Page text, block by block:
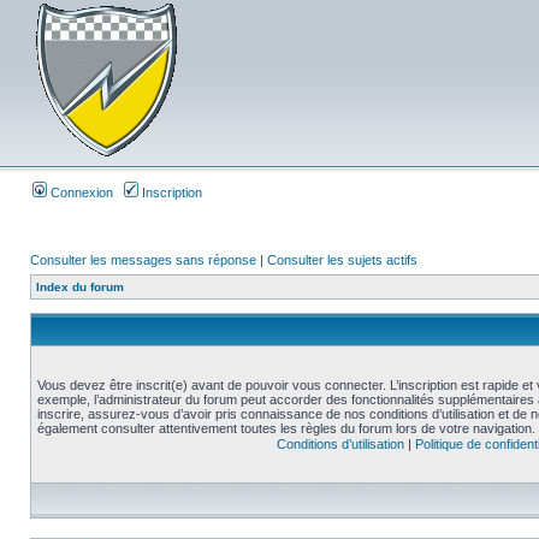
Connexion Inscription
Consulter les messages sans réponse | Consulter les sujets actifs
Index du forum
Vous devez être inscrit(e) avant de pouvoir vous connecter. L’inscription est rapide
exemple, l’administrateur du forum peut accorder des fonctionnalités
inscrire, assurez-vous d’avoir pris connaissance de nos conditions d’utilisation et de
également consulter attentivement toutes les règles du forum lors de votre navigation.
Conditions d’utilisation| Politique de